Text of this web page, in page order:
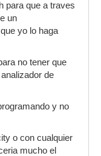
para que a traves
un
yo lo haga
no tener que
de
y no
o con cualquier
mucho el